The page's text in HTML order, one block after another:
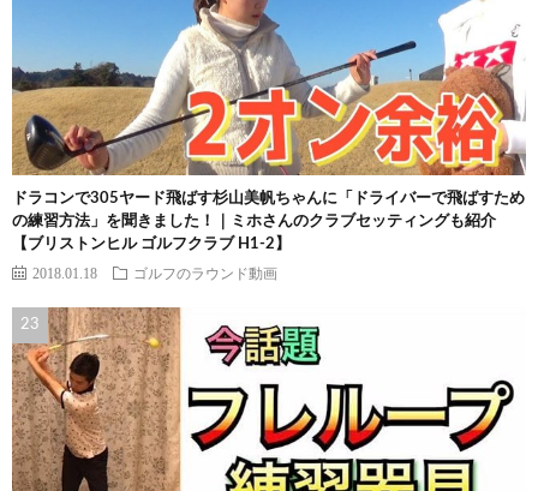
ドラコンで305ヤード飛ばす杉山美帆ちゃんに「ドライバーで飛ばすため
の練習方法」を聞きました！｜ミホさんのクラブセッティングも紹介
【ブリストンヒル ゴルフクラブ H1-2】
2018.01.18 ゴルフのラウンド動画